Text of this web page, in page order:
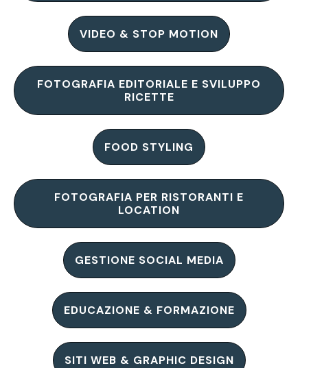
VIDEO & STOP MOTION
FOTOGRAFIA EDITORIALE E SVILUPPO
RICETTE
FOOD STYLING
FOTOGRAFIA PER RISTORANTI E
LOCATION
GESTIONE SOCIAL MEDIA
EDUCAZIONE & FORMAZIONE
SITI WEB & GRAPHIC DESIGN